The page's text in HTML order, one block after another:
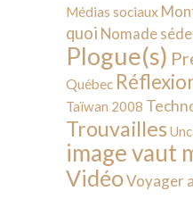
Médias sociaux
quoi Nomade
Plogue(s)
Québec
Taïwan 2008
Trouvailles
image vaut
VidéoVoyager